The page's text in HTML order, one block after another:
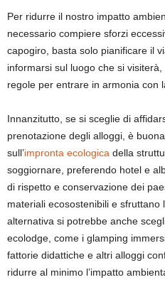
Per ridurre il nostro impatto
necessario compiere sforzi
capogiro, basta solo pianificare il
informarsi sul luogo che si
regole per entrare in armonia con
Innanzitutto, se si sceglie di
prenotazione degli alloggi, è
sull’impronta ecologica della
soggiornare, preferendo hotel e
di rispetto e conservazione dei
materiali ecosostenibili e sfruttano
alternativa si potrebbe anche
ecolodge, come i glamping
fattorie didattiche e altri alloggi
ridurre al minimo l’impatto